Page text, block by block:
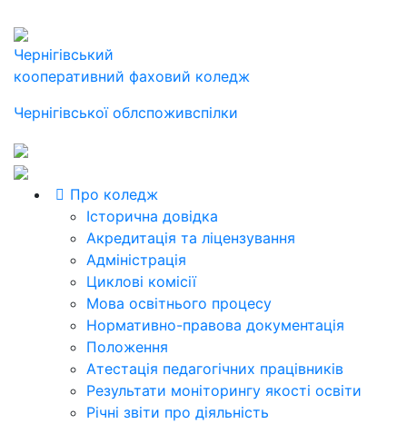
Чернігівський
кооперативний фаховий коледж
Чернігівської облспоживспілки
Про коледж
Історична довідка
Акредитація та ліцензування
Адміністрація
Циклові комісії
Мова освітнього процесу
Нормативно-правова документація
Положення
Атестація педагогічних працівників
Результати моніторингу якості освіти
Річні звіти про діяльність